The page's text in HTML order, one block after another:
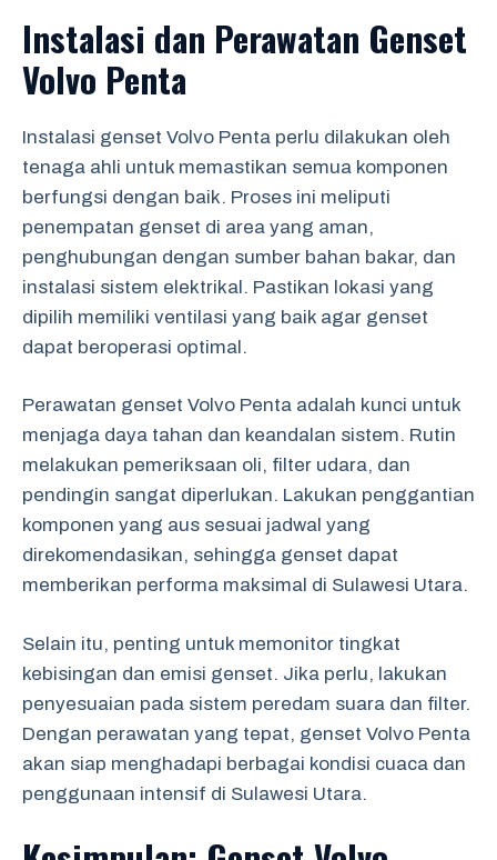
Instalasi dan Perawatan Genset
Volvo Penta
Instalasi genset Volvo Penta perlu dilakukan oleh
tenaga ahli untuk memastikan semua komponen
berfungsi dengan baik. Proses ini meliputi
penempatan genset di area yang aman,
penghubungan dengan sumber bahan bakar, dan
instalasi sistem elektrikal. Pastikan lokasi yang
dipilih memiliki ventilasi yang baik agar genset
dapat beroperasi optimal.
Perawatan genset Volvo Penta adalah kunci untuk
menjaga daya tahan dan keandalan sistem. Rutin
melakukan pemeriksaan oli, filter udara, dan
pendingin sangat diperlukan. Lakukan penggantian
komponen yang aus sesuai jadwal yang
direkomendasikan, sehingga genset dapat
memberikan performa maksimal di Sulawesi Utara.
Selain itu, penting untuk memonitor tingkat
kebisingan dan emisi genset. Jika perlu, lakukan
penyesuaian pada sistem peredam suara dan filter.
Dengan perawatan yang tepat, genset Volvo Penta
akan siap menghadapi berbagai kondisi cuaca dan
penggunaan intensif di Sulawesi Utara.